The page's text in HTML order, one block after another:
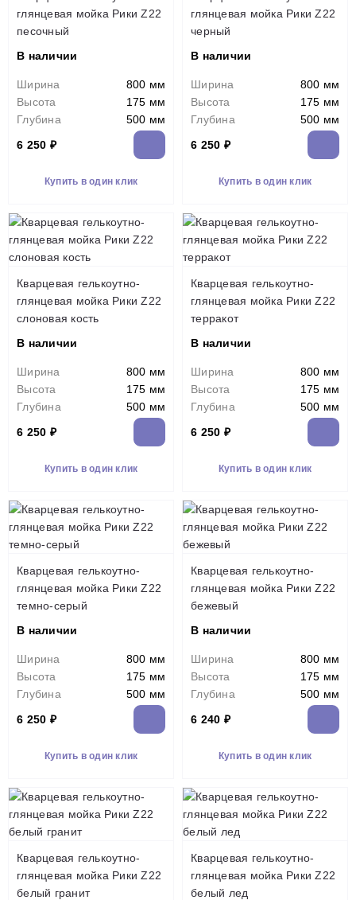
глянцевая мойка Рики Z22
песочный
В наличии
Ширина
800 мм
Высота
175 мм
Глубина
500 мм
6 250 ₽
Купить в один клик
глянцевая мойка Рики Z22
черный
В наличии
Ширина
800 мм
Высота
175 мм
Глубина
500 мм
6 250 ₽
Купить в один клик
Кварцевая гелькоутно-
глянцевая мойка Рики Z22
слоновая кость
В наличии
Ширина
800 мм
Высота
175 мм
Глубина
500 мм
6 250 ₽
Купить в один клик
Кварцевая гелькоутно-
глянцевая мойка Рики Z22
терракот
В наличии
Ширина
800 мм
Высота
175 мм
Глубина
500 мм
6 250 ₽
Купить в один клик
Кварцевая гелькоутно-
глянцевая мойка Рики Z22
темно-серый
В наличии
Ширина
800 мм
Высота
175 мм
Глубина
500 мм
6 250 ₽
Купить в один клик
Кварцевая гелькоутно-
глянцевая мойка Рики Z22
бежевый
В наличии
Ширина
800 мм
Высота
175 мм
Глубина
500 мм
6 240 ₽
Купить в один клик
Кварцевая гелькоутно-
глянцевая мойка Рики Z22
белый гранит
Кварцевая гелькоутно-
глянцевая мойка Рики Z22
белый лед